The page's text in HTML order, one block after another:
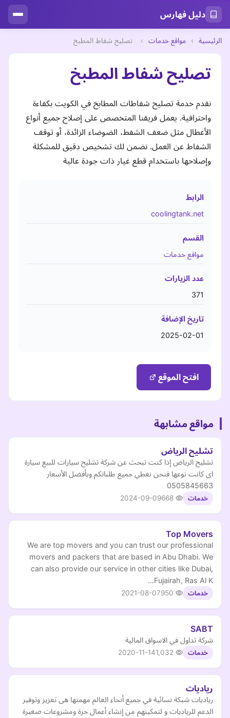
دليل فهارس
الرئيسية › مواقع خدمات › تصليح شفاط المطبخ
تصليح شفاط المطبخ
نقدم خدمة تصليح شفاطات المطابخ في الكويت بكفاءة
واحترافية. يعمل فريقنا المتخصص على إصلاح جميع أنواع
الأعطال مثل ضعف الشفط، الضوضاء الزائدة، أو توقف
الشفاط عن العمل. نضمن لك تشخيص دقيق للمشكلة
وإصلاحها باستخدام قطع غيار ذات جودة عالية
الرابط
coolingtank.net
القسم
مواقع خدمات
عدد الزيارات
371
تاريخ الإضافة
2025-02-01
افتح الموقع
مواقع مشابهة
تشليح الرياض
تشليح الرياض إذا كنت تبحث عن شركة تشليح سيارات للبيع سيارة
اى كانت نوعها فنحن نغطي جميع طلباتكم وبأفضل الأسعار
0505845663
خدمات 2024-09-09
Top Movers
We are top movers and you can trust our professional
movers and packers that are based in Abu Dhabi. We
can also provide our service in other cities like Dubai,
Fujairah, Ras Al K…
خدمات 2021-08-07
SABT
شركة تداول في الاسواق المالية
خدمات 2020-11-14
رياديات
رياديات شبكة نسائية في جميع أنحاء العالم مهمتها هى تعزيز وتوفير
الدعم للرياديات و لتمكينهم من إنشاء أعمال حرة ومشروعات صغيرة